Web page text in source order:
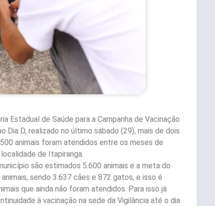
Estadual de Saúde para a Campanha de Vacinação
Dia D, realizado no último sábado (29), mais de dois
animais foram atendidos entre os meses de
de Itapiranga.
são estimados 5.600 animais e a meta do
sendo 3.637 cães e 872 gatos, e isso é
que ainda não foram atendidos. Para isso já
à vacinação na sede da Vigilância até o dia